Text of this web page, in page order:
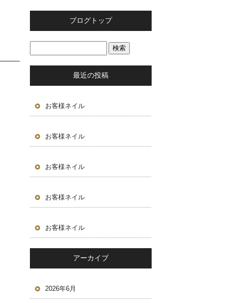
ブログトップ
最近の投稿
お客様ネイル
お客様ネイル
お客様ネイル
お客様ネイル
お客様ネイル
アーカイブ
2026年6月